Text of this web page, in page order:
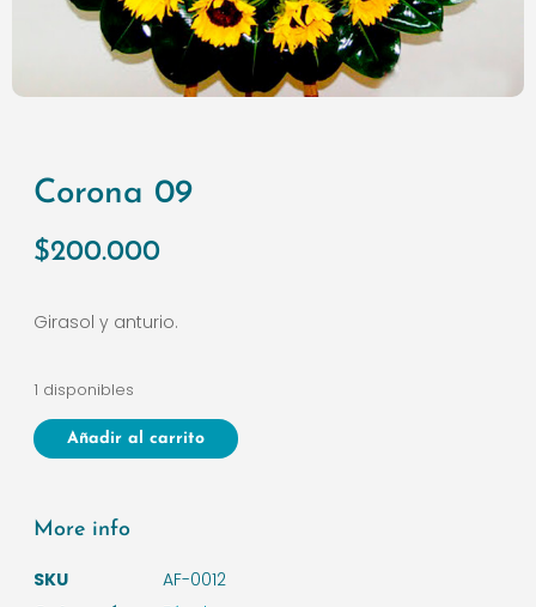
Corona 09
$200.000
Girasol y anturio.
1 disponibles
Añadir al carrito
More info
SKU
AF-0012